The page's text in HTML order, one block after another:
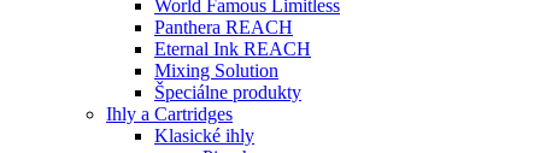
World Famous Limitless
Panthera REACH
Eternal Ink REACH
Mixing Solution
Špeciálne produkty
Ihly a Cartridges
Klasické ihly